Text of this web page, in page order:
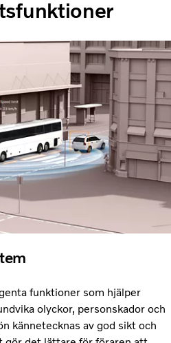
funktioner som hjälper
olyckor, personskador och
kännetecknas av god sikt och